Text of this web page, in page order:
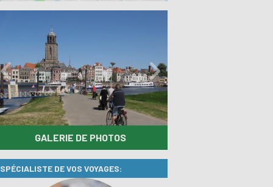
GALERIE DE PHOTOS
SPÉCIALISTE DE VOS VOYAGES: